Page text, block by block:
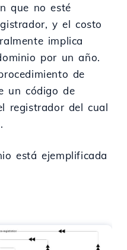
que no esté
y el costo
implica
por un año.
de
un código de
registrador del cual
está ejemplificada